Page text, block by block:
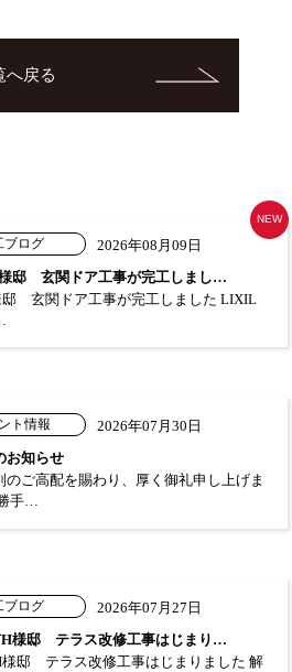
へ戻る
ブログ
2026年08月09日
邸 玄関ドア工事が完工しまし…
邸 玄関ドア工事が完工しました LIXIL
NEW
ト情報
2026年07月30日
お知らせ
のご高配を賜わり、厚く御礼申し上げま
手…
ブログ
2026年07月27日
H様邸 テラス改修工事はじまり…
様邸 テラス改修工事はじまりました 解